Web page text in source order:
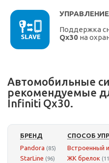
Поддержка
Qx30 на
Автомобильные
рекомендуемые
Infiniti Qx30.
БРЕНД
Pandora (85)
StarLine (96)
СПОСОБ
Встроенный
ЖК брелок